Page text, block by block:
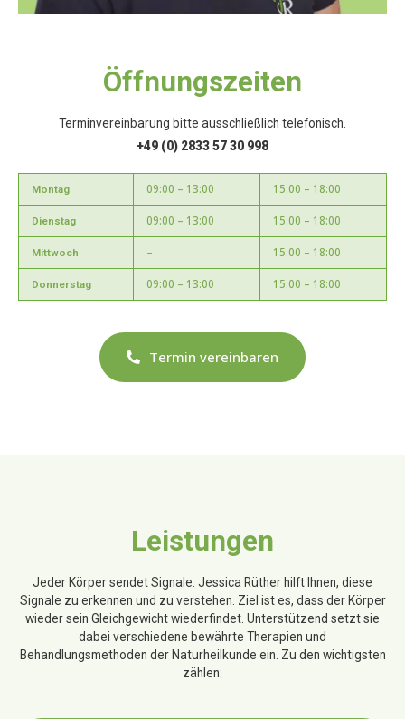
Öffnungszeiten
Terminvereinbarung bitte ausschließlich telefonisch.
+49 (0) 2833 57 30 998
Montag 09:00 – 13:00 15:00 – 18:00
Dienstag 09:00 – 13:00 15:00 – 18:00
Mittwoch – 15:00 – 18:00
Donnerstag 09:00 – 13:00 15:00 – 18:00
Termin vereinbaren
Leistungen
Jeder Körper sendet Signale. Jessica Rüther hilft Ihnen, diese
Signale zu erkennen und zu verstehen. Ziel ist es, dass der Körper
wieder sein Gleichgewicht wiederfindet. Unterstützend setzt sie
dabei verschiedene bewährte Therapien und
Behandlungsmethoden der Naturheilkunde ein. Zu den wichtigsten
zählen: